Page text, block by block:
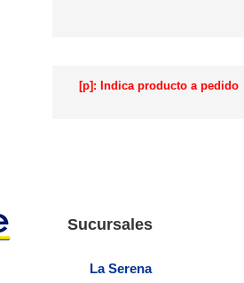
[p]: Indica producto a pedido
Sucursales
La Serena